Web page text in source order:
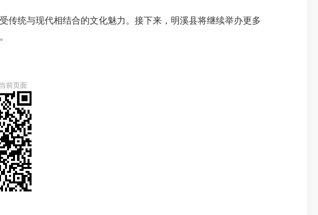
统与现代相结合的文化魅力。接下来，明溪县将继续举办更多
前页面